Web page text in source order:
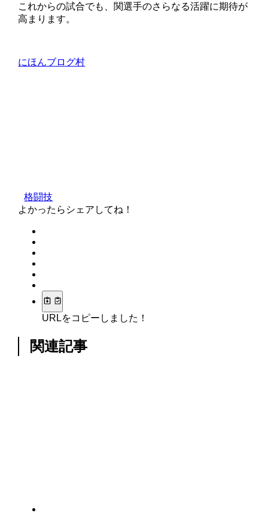
これからの試合でも、関選手のさらなる活躍に期待が
高まります。
にほんブログ村
格闘技
よかったらシェアしてね！
URLをコピーしました！
関連記事